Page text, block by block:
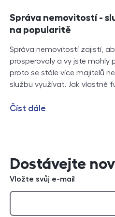
Správa nemovitostí -
na popularitě
Správa nemovitostí zajistí,
prosperovaly a vy jste mohly
proto se stále více majitelů
službu využívat. Jak vlastně
Číst dále
Dostávejte
Vložte svůj e-mail